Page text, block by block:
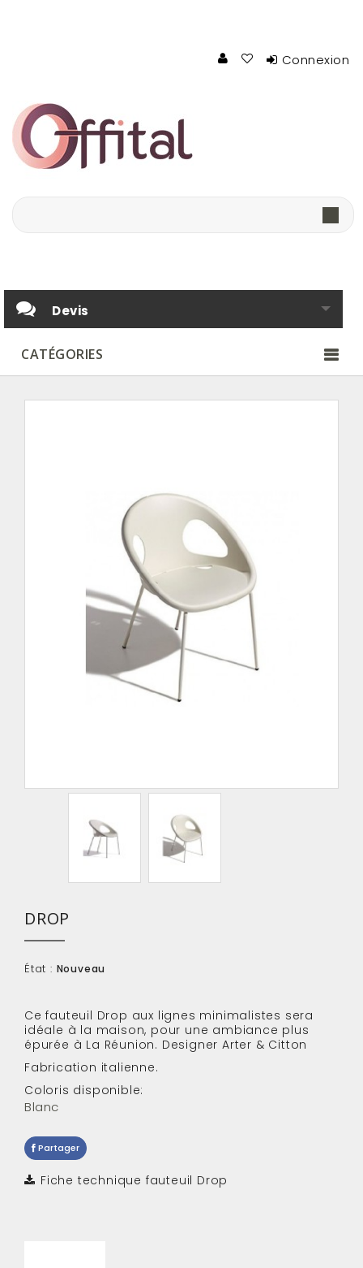
Connexion
Devis
CATÉGORIES
DROP
État : Nouveau
Ce fauteuil Drop aux lignes minimalistes sera
idéale à la maison, pour une ambiance plus
épurée à La Réunion. Designer Arter & Citton
Fabrication italienne.
Coloris disponible:
Blanc
Partager
Fiche technique fauteuil Drop